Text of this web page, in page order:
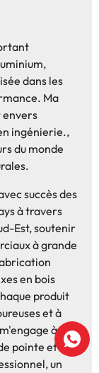
dans les
Ma
envers
ingénierie.,
du monde
succès des
à travers
Est, soutenir
à grande
en bois
produit
et à
à
pointe et le
un